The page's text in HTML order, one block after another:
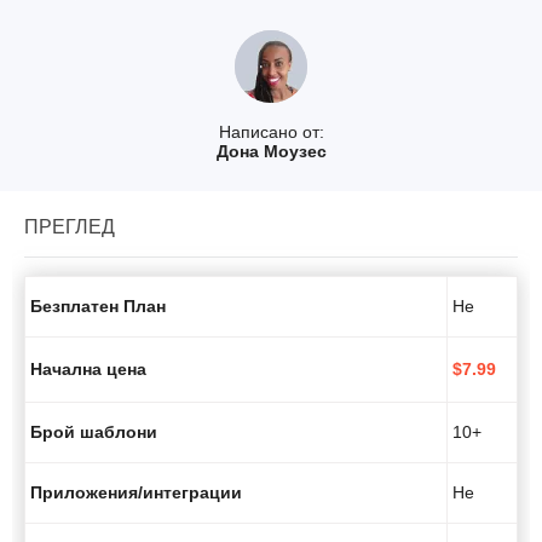
Написано от:
Дона Моузес
ПРЕГЛЕД
Безплатен План Не
Начална цена $7.99
Брой шаблони 10+
Приложения/интеграции Не